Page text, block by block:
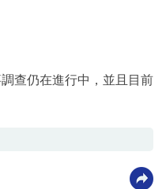
查仍在進行中，並且目前